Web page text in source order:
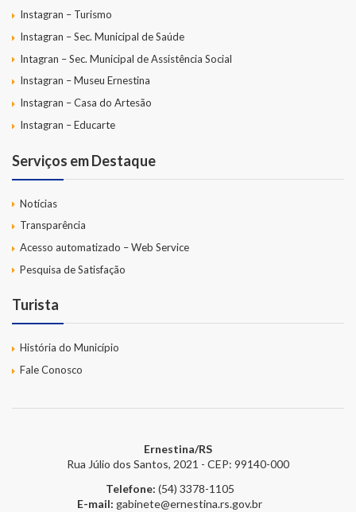
Instagran – Turismo
Instagran – Sec. Municipal de Saúde
Intagran – Sec. Municipal de Assistência Social
Instagran – Museu Ernestina
Instagran – Casa do Artesão
Instagran – Educarte
Serviços em Destaque
Notícias
Transparência
Acesso automatizado – Web Service
Pesquisa de Satisfação
Turista
História do Município
Fale Conosco
Ernestina/RS
Rua Júlio dos Santos, 2021 - CEP: 99140-000
Telefone: (54) 3378-1105
E-mail: gabinete@ernestina.rs.gov.br